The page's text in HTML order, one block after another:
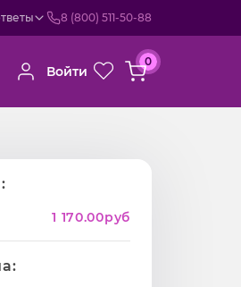
8 (800) 511-50-88
Войти
0
1 170.00руб